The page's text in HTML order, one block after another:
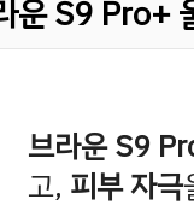
운 S9 Pro+
브라운 S9
고, 피부 자극